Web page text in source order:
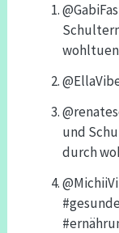
und
durch